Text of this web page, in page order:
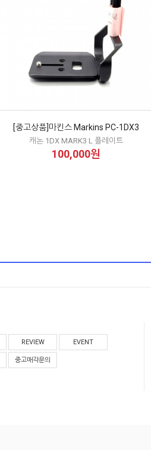
[중고상품]마킨스 Markins PC-1DX3
캐논 1DX MARK3 L 플레이트
100,000원
REVIEW EVENT
중고매각문의